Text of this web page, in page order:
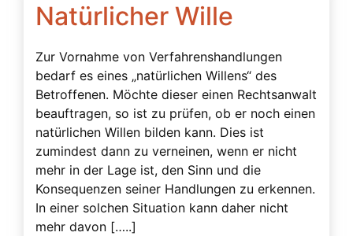
Natürlicher Wille
Zur Vornahme von Verfahrenshandlungen
bedarf es eines „natürlichen Willens“ des
Betroffenen. Möchte dieser einen Rechtsanwalt
beauftragen, so ist zu prüfen, ob er noch einen
natürlichen Willen bilden kann. Dies ist
zumindest dann zu verneinen, wenn er nicht
mehr in der Lage ist, den Sinn und die
Konsequenzen seiner Handlungen zu erkennen.
In einer solchen Situation kann daher nicht
mehr davon […..]
Prokura
Prozessfähigkeit
Rechtsanwalt
Schenkung
Solidarvollmacht
Strafbarkeit
Testament
Testierfähigkeit